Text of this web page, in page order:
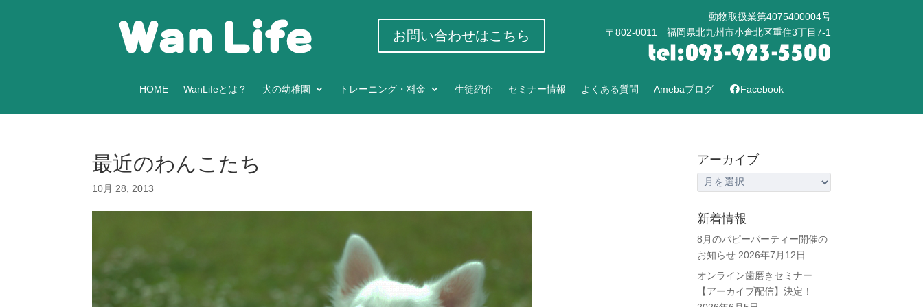
お問い合わせはこちら
動物取扱業第4075400004号
〒802-0011 福岡県北九州市小倉北区重住3丁目7-1
HOME WanLifeとは？ 犬の幼稚園 トレーニング・料金 生徒紹介 セミナー情報 よくある質問 Amebaブログ Facebook
最近のわんこたち
10月 28, 2013
アーカイブ
ア
ー
カ
イ
ブ
新着情報
8月のパピーパーティー開催の
お知らせ 2026年7月12日
オンライン歯磨きセミナー
【アーカイブ配信】決定！